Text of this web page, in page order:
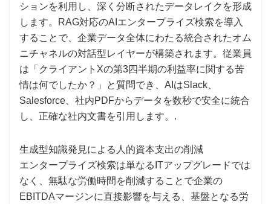
ションを利用し、深く分断されたデータレイクを形成
します。RAG対応のAIエンタープライズ検索を導入
することで、企業データ全体にわたる統合されたオム
ニチャネルの対話型レイヤーが構築されます。従業員
は「クライアントXの第3四半期の利益率に関する苦
情は何でしたか？」と質問でき、AIはSlack、
Salesforce、社内PDFからデータを数秒で安全に統合
し、正確な社内文書を引用します。.
生成型知識発見による人的資本支出の削減
エンタープライズ検索は単なるITアップグレードでは
なく、無駄な労働時間を削減することで企業の
EBITDAマージンに直接影響を与える、基盤となる労